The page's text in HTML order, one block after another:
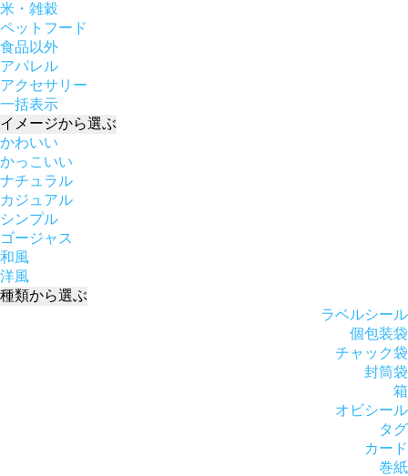
米・雑穀
ペットフード
食品以外
アパレル
アクセサリー
一括表示
イメージから選ぶ
かわいい
かっこいい
ナチュラル
カジュアル
シンプル
ゴージャス
和風
洋風
種類から選ぶ
ラベルシール
個包装袋
チャック袋
封筒袋
箱
オビシール
タグ
カード
巻紙